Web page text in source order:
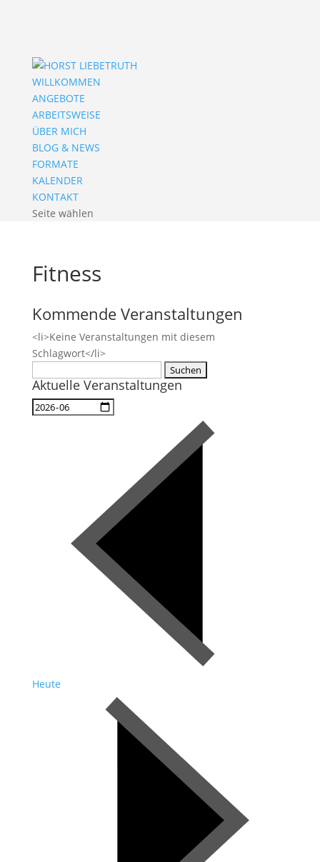
WILLKOMMEN
ANGEBOTE
ARBEITSWEISE
ÜBER MICH
BLOG & NEWS
FORMATE
KALENDER
KONTAKT
Seite wählen
Fitness
Kommende Veranstaltungen
<li>Keine Veranstaltungen mit diesem
Schlagwort</li>
nach:
Aktuelle Veranstaltungen
Heute